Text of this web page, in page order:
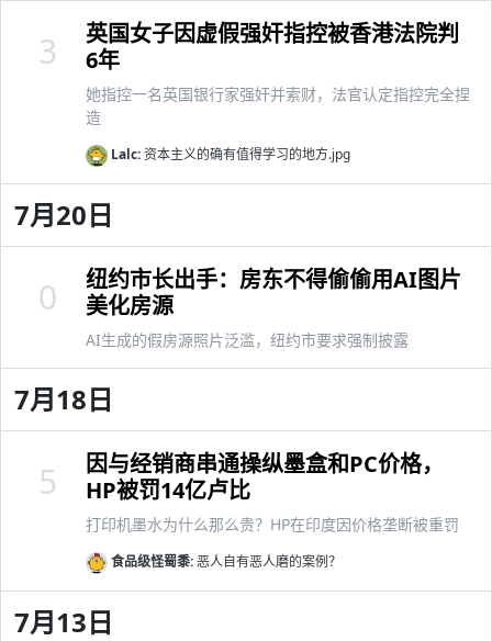
英国女子因虚假强奸指控被香港法院判
6年
她指控一名英国银行家强奸并索财，法官认定指控完全捏
造
Lalc:资本主义的确有值得学习的地方.jpg
3
7月20日
纽约市长出手：房东不得偷偷用AI图片
美化房源
AI生成的假房源照片泛滥，纽约市要求强制披露
0
7月18日
因与经销商串通操纵墨盒和PC价格，
HP被罚14亿卢比
打印机墨水为什么那么贵？HP在印度因价格垄断被重罚
食品级怪蜀黍:恶人自有恶人磨的案例？
5
7月13日